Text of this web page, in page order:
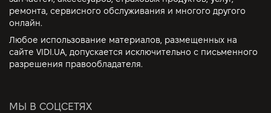
ремонта, сервисного обслуживания и многого другого
онлайн.
Любое использование материалов, размещенных на
сайте VIDI.UA, допускается исключительно с письменного
разрешения правообладателя.
МЫ В СОЦСЕТЯХ